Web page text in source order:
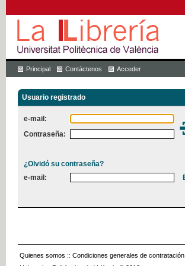
Principal Contáctenos Acceder
Usuario registrado
e-mail:
Contraseña:
¿Olvidó su contraseña?
e-mail:
Quienes somos :: Condiciones generales de contratación